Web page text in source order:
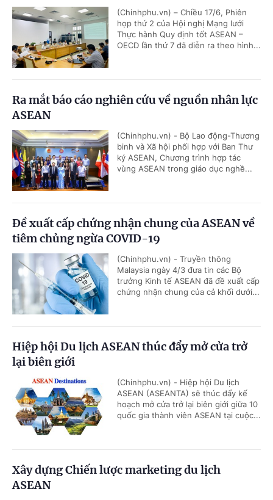
(Chinhphu.vn) – Chiều 17/6, Phiên
họp thứ 2 của Hội nghị Mạng lưới
Thực hành Quy định tốt ASEAN –
OECD lần thứ 7 đã diễn ra theo hình...
Ra mắt báo cáo nghiên cứu về nguồn nhân lực
ASEAN
(Chinhphu.vn) - Bộ Lao động-Thương
binh và Xã hội phối hợp với Ban Thư
ký ASEAN, Chương trình hợp tác
vùng ASEAN trong giáo dục nghề...
Đề xuất cấp chứng nhận chung của ASEAN về
tiêm chủng ngừa COVID-19
(Chinhphu.vn) - Truyền thông
Malaysia ngày 4/3 đưa tin các Bộ
trưởng Kinh tế ASEAN đã đề xuất cấp
chứng nhận chung của cả khối dưới...
Hiệp hội Du lịch ASEAN thúc đẩy mở cửa trở
lại biên giới
(Chinhphu.vn) - Hiệp hội Du lịch
ASEAN (ASEANTA) sẽ thúc đẩy kế
hoạch mở cửa trở lại biên giới giữa 10
quốc gia thành viên ASEAN tại cuộc...
Xây dựng Chiến lược marketing du lịch
ASEAN